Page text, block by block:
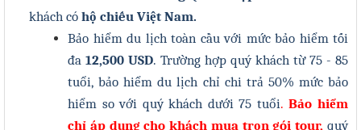
khách có hộ chiếu Việt Nam.
Bảo hiểm du lịch toàn cầu với mức bảo hiểm tối
đa 12,500 USD. Trường hợp quý khách từ 75 - 85
tuổi, bảo hiểm du lịch chỉ chi trả 50% mức bảo
hiểm so với quý khách dưới 75 tuổi. Bảo hiểm
chỉ áp dụng cho khách mua trọn gói tour, quý